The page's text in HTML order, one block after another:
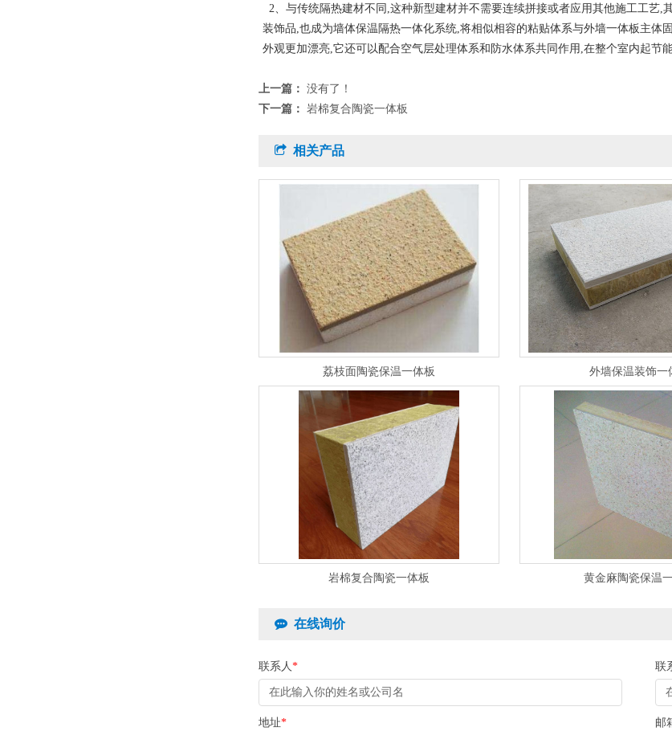
2、与传统隔热建材不同,这种新型建材并不需要连续拼接或者应用其他施工工艺
装饰品,也成为墙体保温隔热一体化系统,将相似相容的粘贴体系与外墙一体板主
外观更加漂亮,它还可以配合空气层处理体系和防水体系共同作用,在整个室内起节
上一篇： 没有了！
下一篇： 岩棉复合陶瓷一体板
相关产品
荔枝面陶瓷保温一体板 外墙保温装饰一
岩棉复合陶瓷一体板 黄金麻陶瓷保温
在线询价
联系人* 联
地址* 邮